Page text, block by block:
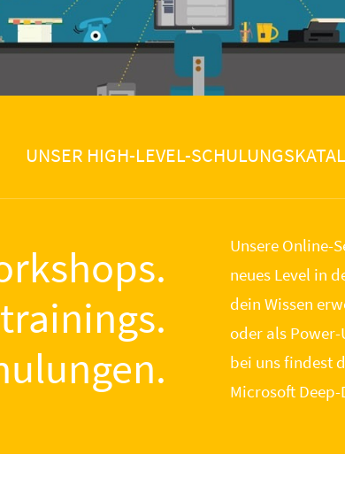
UNSER HIGH-LEVEL-
trainings.
Unsere Online-
neues Level in
dein Wissen
oder als
bei uns findest
Microsoft